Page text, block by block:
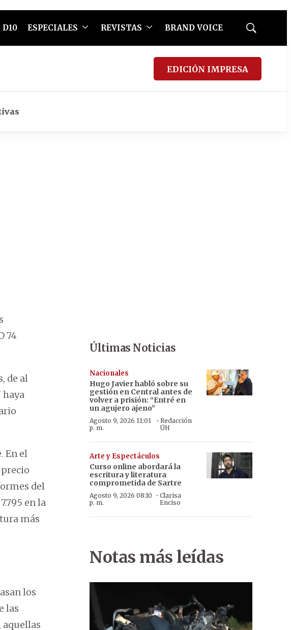
D10 ESPECIALES REVISTAS BRAND VOICE
Mostrar
EDICIÓN IMPRESA
74
de al
haya
En el
precio
del
en la
más
los
las
aquellas
Últimas Noticias
Nacionales
Hugo Javier habló sobre su
gestión en Central antes de
volver a prisión: “Entré en
un agujero ajeno”
Agosto 9, 2026 11:01
p. m.
· Redacción
ÚH
Arte y Espectáculos
Curso online abordará la
escritura y literatura
comprometida de Sartre
Agosto 9, 2026 08:10
p. m.
·Clarisa
Enciso
Notas más leídas